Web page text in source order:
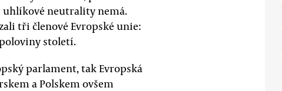
uhlíkové neutrality nemá.
tři členové Evropské unie:
století.
parlament, tak Evropská
a Polskem ovšem